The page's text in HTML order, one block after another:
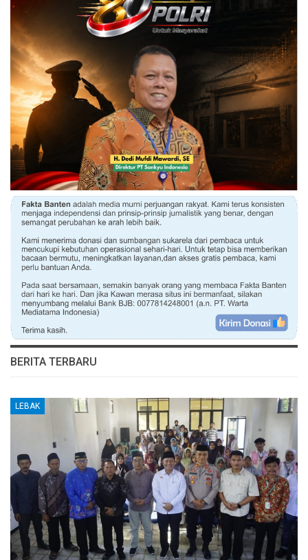
BERITA TERBARU
LEBAK